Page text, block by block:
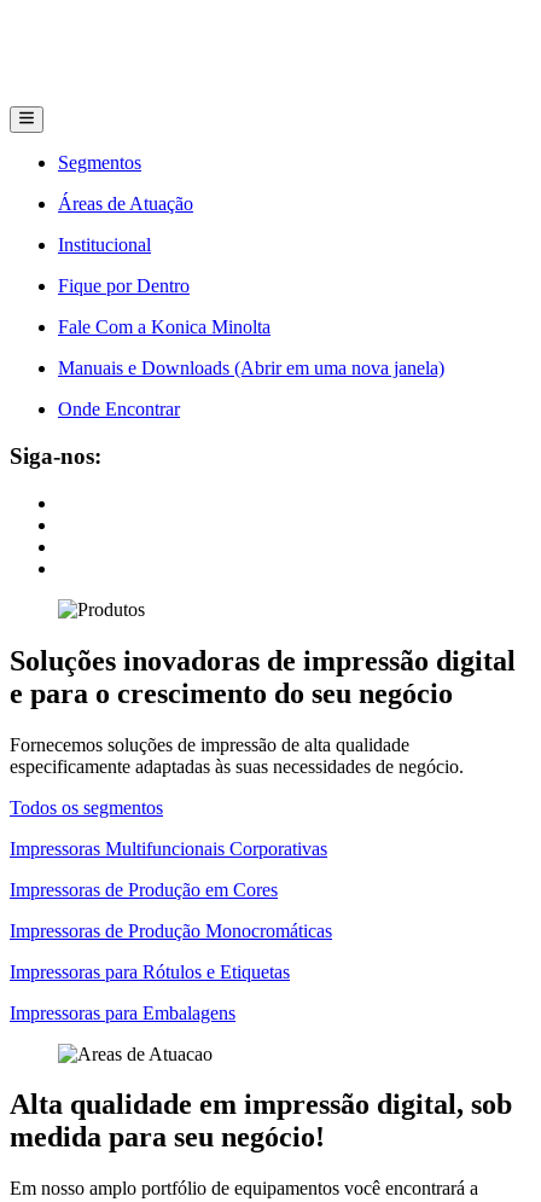
Segmentos
Áreas de Atuação
Institucional
Fique por Dentro
Fale Com a Konica Minolta
Manuais e Downloads (Abrir em uma nova janela)
Onde Encontrar
Siga-nos:
Soluções inovadoras de impressão digital
e para o crescimento do seu negócio
Fornecemos soluções de impressão de alta qualidade
especificamente adaptadas às suas necessidades de negócio.
Todos os segmentos
Impressoras Multifuncionais Corporativas
Impressoras de Produção em Cores
Impressoras de Produção Monocromáticas
Impressoras para Rótulos e Etiquetas
Impressoras para Embalagens
Alta qualidade em impressão digital, sob
medida para seu negócio!
Em nosso amplo portfólio de equipamentos você encontrará a